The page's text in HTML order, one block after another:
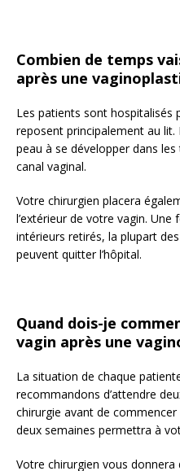
Combien de temps
après une
Les patients sont hospitalisés
reposent principalement au
peau à se développer dans
canal vaginal.
Votre chirurgien placera
l’extérieur de votre vagin.
intérieurs retirés, la plupart
peuvent quitter l’hôpital.
Quand dois-je
vagin après une
La situation de chaque
recommandons d’attendre
chirurgie avant de
deux semaines permettra à
Votre chirurgien vous donnera